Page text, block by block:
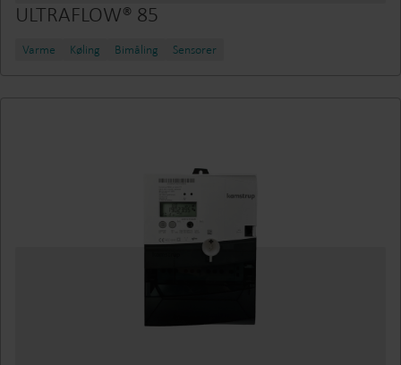
ULTRAFLOW® 85
Varme Køling Bimåling Sensorer